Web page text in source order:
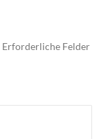
Erforderliche Felder